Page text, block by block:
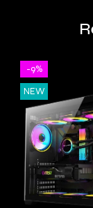
-9%
NEW